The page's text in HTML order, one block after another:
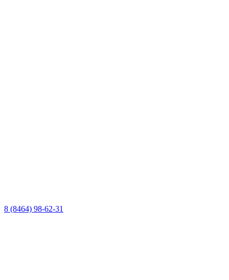
8 (8464) 98-62-31